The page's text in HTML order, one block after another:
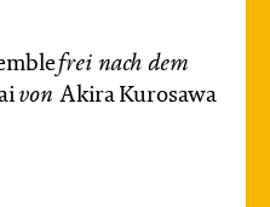
frei nach dem
von Akira Kurosawa